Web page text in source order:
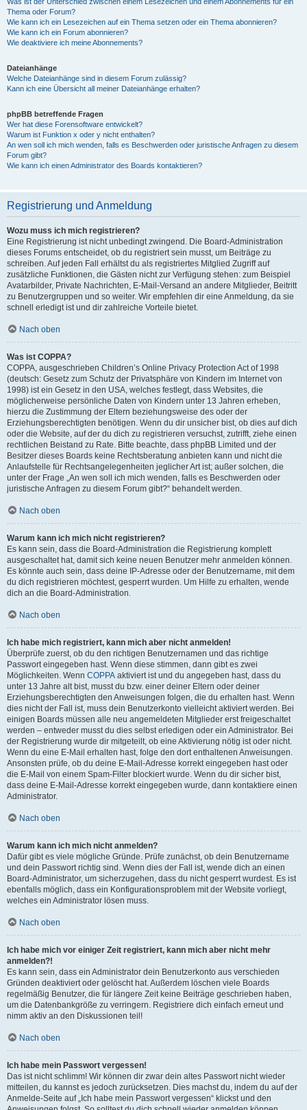
Thema oder Forum?
Wie kann ich ein Lesezeichen auf ein Thema setzen oder ein Thema abonnieren?
Wie kann ich ein Forum abonnieren?
Wie deaktiviere ich meine Abonnements?
Dateianhänge
Welche Dateianhänge sind in diesem Forum zulässig?
Kann ich eine Übersicht all meiner Dateianhänge erhalten?
phpBB betreffende Fragen
Wer hat diese Forensoftware entwickelt?
Warum ist Funktion x oder y nicht enthalten?
An wen soll ich mich wenden, falls es Beschwerden oder juristische Anfragen zu diesem
Forum gibt?
Wie kann ich einen Administrator des Boards kontaktieren?
Registrierung und Anmeldung
Wozu muss ich mich registrieren?
Eine Registrierung ist nicht unbedingt zwingend. Die Board-Administration
dieses Forums entscheidet, ob du registriert sein musst, um Beiträge zu
schreiben. Auf jeden Fall erhältst du als registriertes Mitglied Zugriff auf
zusätzliche Funktionen, die Gästen nicht zur Verfügung stehen: zum Beispiel
Avatarbilder, Private Nachrichten, E-Mail-Versand an andere Mitglieder, Beitritt
zu Benutzergruppen und so weiter. Wir empfehlen dir eine Anmeldung, da sie
schnell erledigt ist und dir zahlreiche Vorteile bietet.
Nach oben
Was ist COPPA?
COPPA, ausgeschrieben Children’s Online Privacy Protection Act of 1998
(deutsch: Gesetz zum Schutz der Privatsphäre von Kindern im Internet von
1998) ist ein Gesetz in den USA, welches festlegt, dass Websites, die
möglicherweise persönliche Daten von Kindern unter 13 Jahren erheben,
hierzu die Zustimmung der Eltern beziehungsweise des oder der
Erziehungsberechtigten benötigen. Wenn du dir unsicher bist, ob dies auf dich
oder die Website, auf der du dich zu registrieren versuchst, zutrifft, ziehe einen
rechtlichen Beistand zu Rate. Bitte beachte, dass phpBB Limited und der
Besitzer dieses Boards keine Rechtsberatung anbieten kann und nicht die
Anlaufstelle für Rechtsangelegenheiten jeglicher Art ist; außer solchen, die
unter der Frage „An wen soll ich mich wenden, falls es Beschwerden oder
juristische Anfragen zu diesem Forum gibt?“ behandelt werden.
Nach oben
Warum kann ich mich nicht registrieren?
Es kann sein, dass die Board-Administration die Registrierung komplett
ausgeschaltet hat, damit sich keine neuen Benutzer mehr anmelden können.
Es könnte auch sein, dass deine IP-Adresse oder der Benutzername, mit dem
du dich registrieren möchtest, gesperrt wurden. Um Hilfe zu erhalten, wende
dich an die Board-Administration.
Nach oben
Ich habe mich registriert, kann mich aber nicht anmelden!
Überprüfe zuerst, ob du den richtigen Benutzernamen und das richtige
Passwort eingegeben hast. Wenn diese stimmen, dann gibt es zwei
Möglichkeiten. Wenn COPPA aktiviert ist und du angegeben hast, dass du
unter 13 Jahre alt bist, musst du bzw. einer deiner Eltern oder deiner
Erziehungsberechtigten den Anweisungen folgen, die du erhalten hast. Wenn
dies nicht der Fall ist, muss dein Benutzerkonto vielleicht aktiviert werden. Bei
einigen Boards müssen alle neu angemeldeten Mitglieder erst freigeschaltet
werden – entweder musst du dies selbst erledigen oder ein Administrator. Bei
der Registrierung wurde dir mitgeteilt, ob eine Aktivierung nötig ist oder nicht.
Wenn du eine E-Mail erhalten hast, folge den dort enthaltenen Anweisungen.
Ansonsten prüfe, ob du deine E-Mail-Adresse korrekt eingegeben hast oder
die E-Mail von einem Spam-Filter blockiert wurde. Wenn du dir sicher bist,
dass deine E-Mail-Adresse korrekt eingegeben wurde, dann kontaktiere einen
Administrator.
Nach oben
Warum kann ich mich nicht anmelden?
Dafür gibt es viele mögliche Gründe. Prüfe zunächst, ob dein Benutzername
und dein Passwort richtig sind. Wenn dies der Fall ist, wende dich an einen
Board-Administrator, um sicherzugehen, dass du nicht gesperrt wurdest. Es ist
ebenfalls möglich, dass ein Konfigurationsproblem mit der Website vorliegt,
welches ein Administrator lösen muss.
Nach oben
Ich habe mich vor einiger Zeit registriert, kann mich aber nicht mehr
anmelden?!
Es kann sein, dass ein Administrator dein Benutzerkonto aus verschieden
Gründen deaktiviert oder gelöscht hat. Außerdem löschen viele Boards
regelmäßig Benutzer, die für längere Zeit keine Beiträge geschrieben haben,
um die Datenbankgröße zu verringern. Registriere dich einfach erneut und
nimm aktiv an den Diskussionen teil!
Nach oben
Ich habe mein Passwort vergessen!
Das ist nicht schlimm! Wir können dir zwar dein altes Passwort nicht wieder
mitteilen, du kannst es jedoch zurücksetzen. Dies machst du, indem du auf der
Anmelde-Seite auf „Ich habe mein Passwort vergessen“ klickst und den